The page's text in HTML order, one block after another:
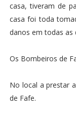
casa, tiveram de
casa foi toda
danos em todas as
Os Bombeiros de
No local a prestar
de Fafe.